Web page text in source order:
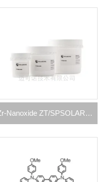
Zr-Nanoxide ZT/SPSOLARONIX钙钛矿绝缘层浆料ZT/SP